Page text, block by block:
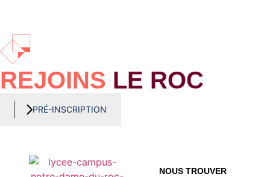
REJOINS LE ROC
PRÉ-INSCRIPTION
NOUS TROUVER